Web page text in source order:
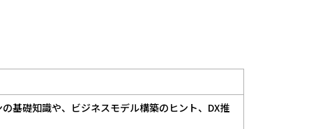
基礎知識や、ビジネスモデル構築のヒント、DX推